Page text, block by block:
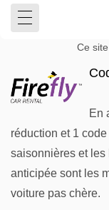
Ce
En
réduction et 1
saisonnières et les
anticipée sont les
voiture pas chère.